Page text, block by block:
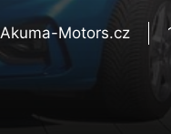
Akuma-Motors.cz